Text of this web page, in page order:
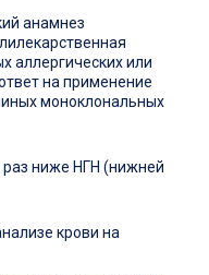
анамнез
аллергических или
на применение
моноклональных
раз ниже НГН (нижней
крови на